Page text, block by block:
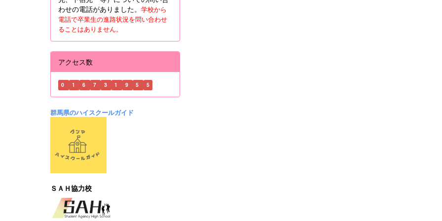
わせの電話がありました。 学校から
電話で卒業生の進路状況を問い合わせ
ることはありません。
アクセス数
0 1 6 7 3 1 9 5 5
群馬県のハイスクールガイド
ＳＡＨ協力校